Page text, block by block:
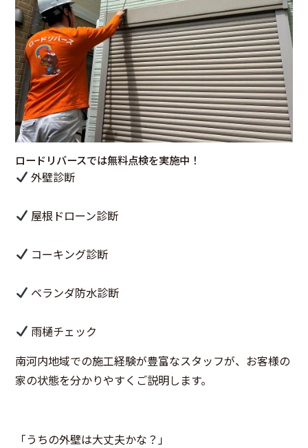
ロードリバースでは無料点検を実施中！
外壁診断
屋根ドローン診断
コーキング診断
ベランダ防水診断
雨樋チェック
南河内地域での施工経験が豊富なスタッフが、お客様の
家の状態を分かりやすくご説明します。
「うちの外壁は大丈夫かな？」